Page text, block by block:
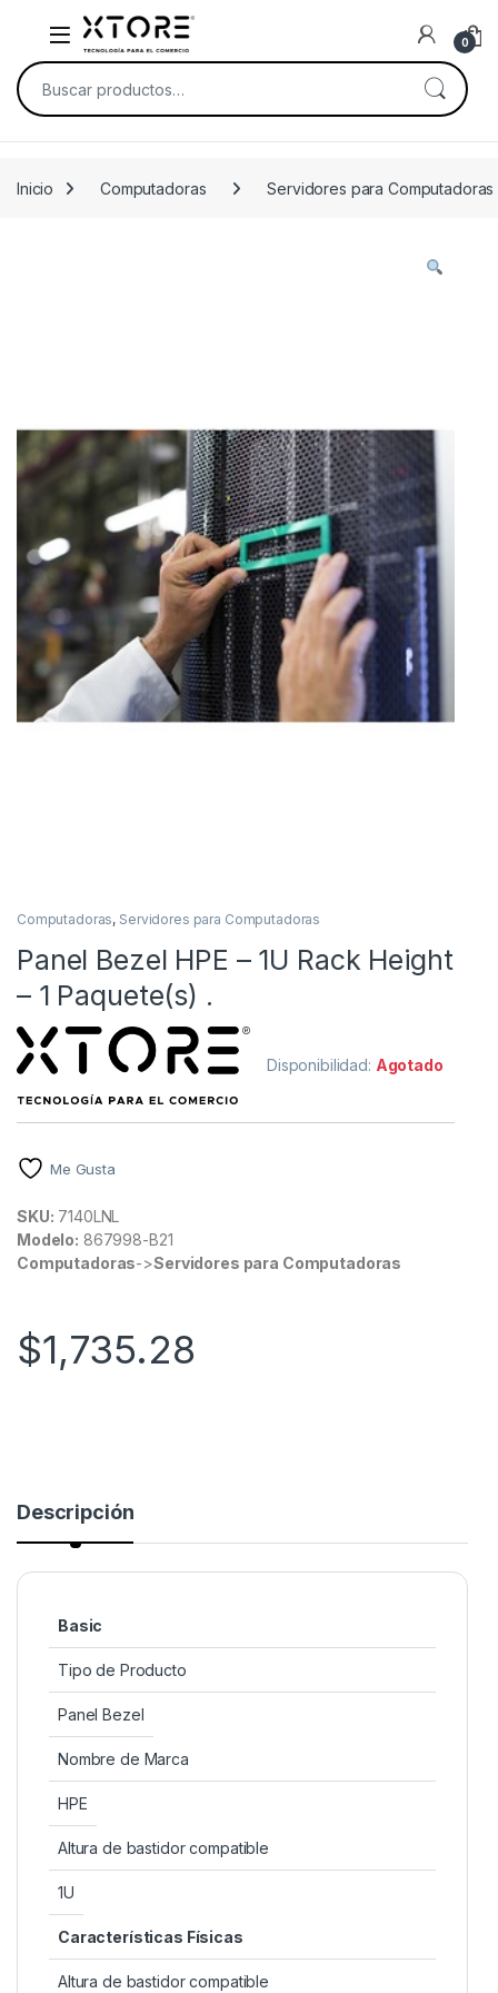
Skip to navigation
Skip to content
0
Buscar por:
Inicio Computadoras Servidores para Computadoras
Computadoras, Servidores para Computadoras
Panel Bezel HPE – 1U Rack Height
– 1 Paquete(s) .
Disponibilidad: Agotado
Me Gusta
SKU: 7140LNL
Modelo: 867998-B21
Computadoras->Servidores para Computadoras
$1,735.28
Descripción
Basic
Tipo de Producto
Panel Bezel
Nombre de Marca
HPE
Altura de bastidor compatible
1U
Características Físicas
Altura de bastidor compatible